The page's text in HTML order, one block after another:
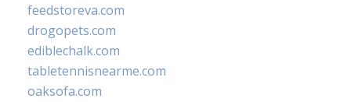
feedstoreva.com
drogopets.com
ediblechalk.com
tabletennisnearme.com
oaksofa.com